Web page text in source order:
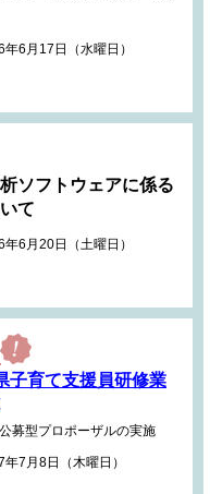
6月17日（水曜日）
ソフトウェアに係る
て
6月20日（土曜日）
子育て支援員研修業
募型プロポーザルの実施
7月8日（木曜日）